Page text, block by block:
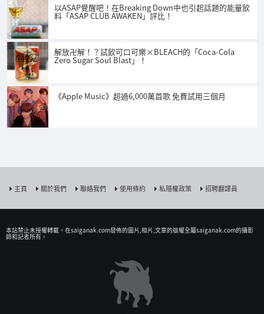
以ASAP覺醒吧！在Breaking Down中也引起話題的能量飲
料「ASAP CLUB AWAKEN」評比！
解放卍解！？試飲可口可樂×BLEACH的「Coca-Cola
Zero Sugar Soul Blast」！
《Apple Music》超過6,000萬首歌 免費試用三個月
主頁 關於我們 聯絡我們 使用條約 私隱權政策 招聘翻譯員
本站禁止未授權𨍭載。在saiganak.com發佈的圖片,相片,文章的版權全屬saiganak.com的攝影
師和記者所有。